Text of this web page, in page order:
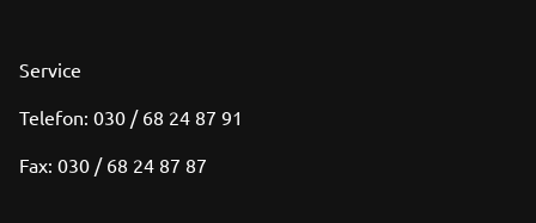
Service
Telefon: 030 / 68 24 87 91
Fax: 030 / 68 24 87 87